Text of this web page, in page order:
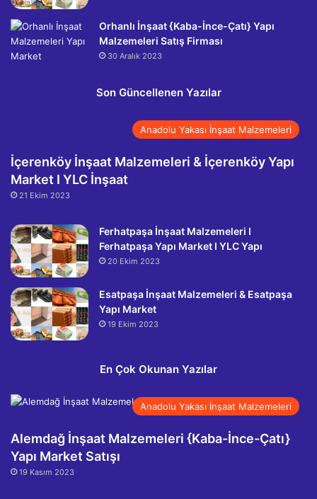
Orhanlı İnşaat {Kaba-İnce-Çatı} Yapı
Malzemeleri Satış Firması
30 Aralık 2023
Son Güncellenen Yazılar
Anadolu Yakası İnşaat Malzemeleri
İçerenköy İnşaat Malzemeleri & İçerenköy Yapı
Market I YLC İnşaat
21 Ekim 2023
Ferhatpaşa İnşaat Malzemeleri I
Ferhatpaşa Yapı Market I YLC Yapı
20 Ekim 2023
Esatpaşa İnşaat Malzemeleri & Esatpaşa
Yapı Market
19 Ekim 2023
En Çok Okunan Yazılar
Anadolu Yakası İnşaat Malzemeleri
Alemdağ İnşaat Malzemeleri {Kaba-İnce-Çatı}
Yapı Market Satışı
19 Kasım 2023